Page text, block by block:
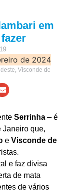
em
de 2024
, Visconde de
Serrinha – é
Janeiro que,
e Visconde de
e faz divisa
de mata
de vários